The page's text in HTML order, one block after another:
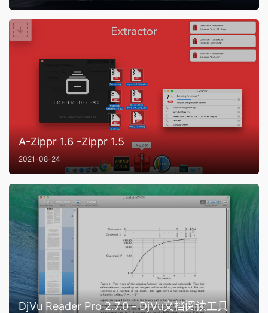
A-Zippr 1.6 -Zippr 1.5
2021-08-24
DjVu Reader Pro 2.7.0 - DjVu文档阅读工具